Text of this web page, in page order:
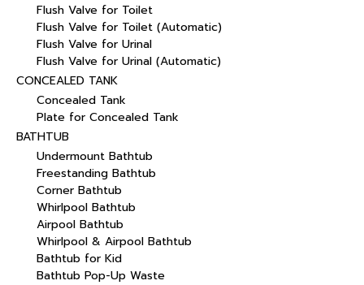
Flush Valve for Toilet
Flush Valve for Toilet (Automatic)
Flush Valve for Urinal
Flush Valve for Urinal (Automatic)
CONCEALED TANK
Concealed Tank
Plate for Concealed Tank
BATHTUB
Undermount Bathtub
Freestanding Bathtub
Corner Bathtub
Whirlpool Bathtub
Airpool Bathtub
Whirlpool & Airpool Bathtub
Bathtub for Kid
Bathtub Pop-Up Waste